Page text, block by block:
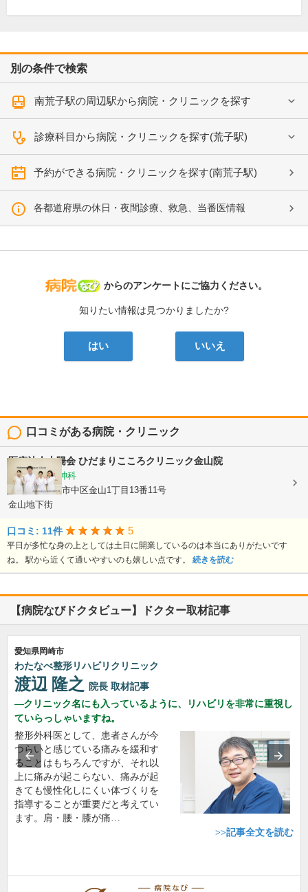
別の条件で検索
南荒子駅の周辺駅から病院・クリニックを探す
診療科目から病院・クリニックを探す(荒子駅)
予約ができる病院・クリニックを探す(南荒子駅)
各都道府県の休日・夜間診療、救急、当番医情報
病院なび
からのアンケートにご協力ください。
知りたい情報は見つかりましたか?
はい いいえ
口コミがある病院・クリニック
医療法人山陽会 ひだまりこころクリニック金山院
心療内科, 精神科
愛知県名古屋市中区金山1丁目13番11号
金山地下街
口コミ: 11件 5
平日が多忙な身の上としては土日に開業しているのは本当にありがたいです
ね。 駅から近くて通いやすいのも嬉しい点です。 続きを読む
【病院なびドクタビュー】ドクター取材記事
愛知県岡崎市
わたなべ整形リハビリクリニック
渡辺 隆之 院長 取材記事
クリニック名にも入っているように、リハビリを非常に重視し
ていらっしゃいますね。
整形外科医として、患者さんが今
つらいと感じている痛みを緩和す
ることはもちろんですが、それ以
上に痛みが起こらない、痛みが起
きても慢性化しにくい体づくりを
指導することが重要だと考えてい
ます。肩・腰・膝が痛…
>>記事全文を読む